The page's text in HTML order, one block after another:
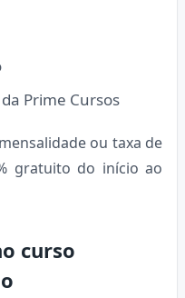
Prime Cursos
ou taxa de
gratuito do início ao
curso